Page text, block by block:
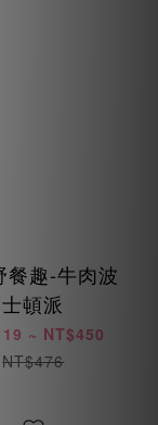
餐趣-牛肉波
士頓派
~ NT$450
NT$476